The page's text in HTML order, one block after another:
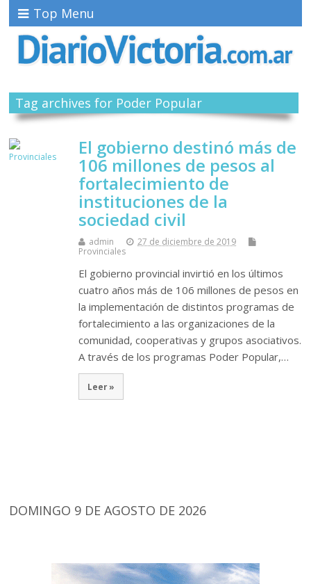
Top Menu
Tag archives for Poder Popular
El gobierno destinó más de
106 millones de pesos al
fortalecimiento de
instituciones de la
sociedad civil
admin
27 de diciembre de 2019
Provinciales
El gobierno provincial invirtió en los últimos
cuatro años más de 106 millones de pesos en
la implementación de distintos programas de
fortalecimiento a las organizaciones de la
comunidad, cooperativas y grupos asociativos.
A través de los programas Poder Popular,…
Leer »
DOMINGO 9 DE AGOSTO DE 2026